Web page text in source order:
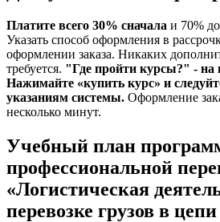
Платите всего 30% сначала и 70%
Указать способ оформления в
оформлении заказа. Никаких
требуется. "Где пройти курсы?" - на
Нажимайте «купить курс» и
указаниям системы. Оформление
несколько минут.
Учебный план
профессиональной
«Логистическая
перевозке грузов в